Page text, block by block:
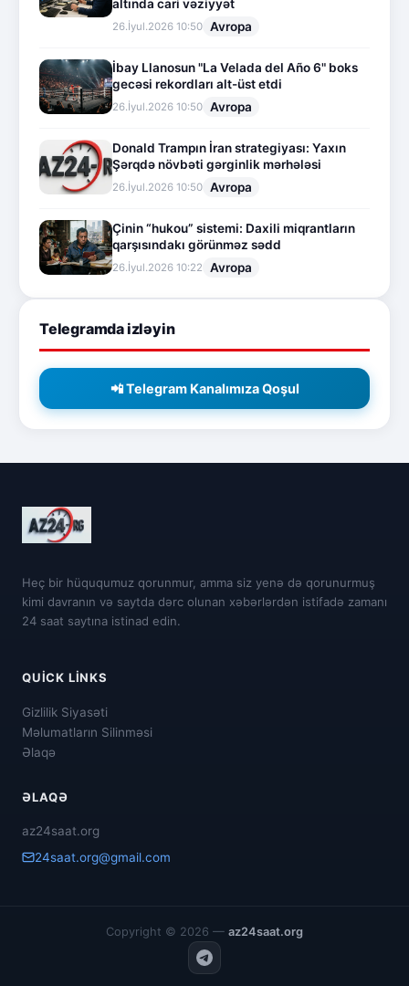
altında cari vəziyyət
26.İyul.2026 10:50 Avropa
İbay Llanosun "La Velada del Año 6" boks
gecəsi rekordları alt-üst etdi
26.İyul.2026 10:50 Avropa
Donald Trampın İran strategiyası: Yaxın
Şərqdə növbəti gərginlik mərhələsi
26.İyul.2026 10:50 Avropa
Çinin “hukou” sistemi: Daxili miqrantların
qarşısındakı görünməz sədd
26.İyul.2026 10:22 Avropa
Telegramda izləyin
📲 Telegram Kanalımıza Qoşul
Heç bir hüququmuz qorunmur, amma siz yenə də qorunurmuş
kimi davranın və saytda dərc olunan xəbərlərdən istifadə zamanı
24 saat saytına istinad edin.
QUICK LINKS
Gizlilik Siyasəti
Məlumatların Silinməsi
Əlaqə
ƏLAQƏ
az24saat.org
24saat.org@gmail.com
Copyright © 2026 — az24saat.org